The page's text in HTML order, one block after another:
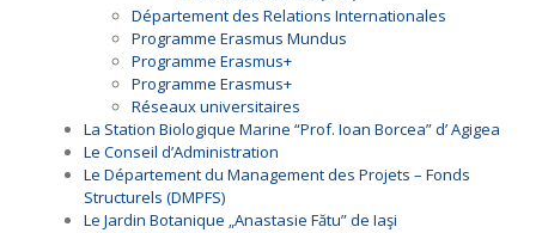
Département des Relations Internationales
Programme Erasmus Mundus
Programme Erasmus+
Programme Erasmus+
Réseaux universitaires
La Station Biologique Marine “Prof. Ioan Borcea” d’ Agigea
Le Conseil d’Administration
Le Département du Management des Projets – Fonds
Structurels (DMPFS)
Le Jardin Botanique „Anastasie Fătu” de Iaşi